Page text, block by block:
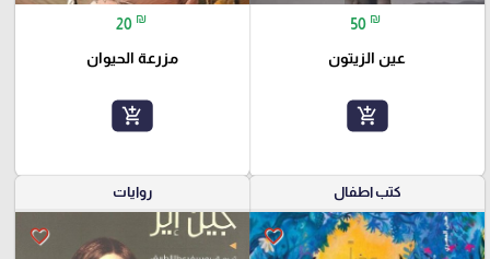
50 ₪
عين الزيتون
add_shopping_cart
20 ₪
مزرعة الحيوان
add_shopping_cart
كتب اطفال
favorite_border
روايات
favorite_border